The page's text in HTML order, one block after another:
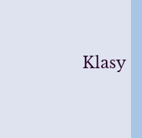
Klasy